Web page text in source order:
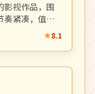
视作品，围
奏紧凑，值得
8.1